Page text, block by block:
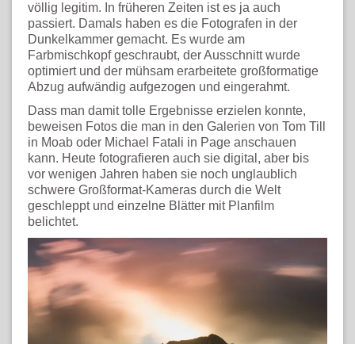
völlig legitim. In früheren Zeiten ist es ja auch
passiert. Damals haben es die Fotografen in der
Dunkelkammer gemacht. Es wurde am
Farbmischkopf geschraubt, der Ausschnitt wurde
optimiert und der mühsam erarbeitete großformatige
Abzug aufwändig aufgezogen und eingerahmt.
Dass man damit tolle Ergebnisse erzielen konnte,
beweisen Fotos die man in den Galerien von Tom Till
in Moab oder Michael Fatali in Page anschauen
kann. Heute fotografieren auch sie digital, aber bis
vor wenigen Jahren haben sie noch unglaublich
schwere Großformat-Kameras durch die Welt
geschleppt und einzelne Blätter mit Planfilm
belichtet.